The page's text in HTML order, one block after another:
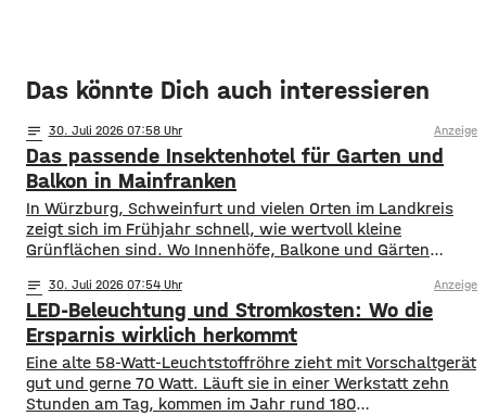
Das könnte Dich auch interessieren
notes 30. Juli 2026 07:58 Anzeige
Das passende Insektenhotel für Garten und
Balkon in Mainfranken
In Würzburg, Schweinfurt und vielen Orten im Landkreis
zeigt sich im Frühjahr schnell, wie wertvoll kleine
Grünflächen sind. Wo Innenhöfe, Balkone und Gärten
viele Insektenarten unter Druck: Versiegelte Flächen, sehr
aufgeräumte Beete und weniger heimische Blühpflanzen
nehmen ihnen Nistplätze und Rückzugsräume. Ein
Insektenhotel in Mainfranken ist keine Wunderlösung, kann
notes 30. Juli 2026 07:54 Anzeige
LED-Beleuchtung und Stromkosten: Wo die
Ersparnis wirklich herkommt
Eine alte 58-Watt-Leuchtstoffröhre zieht mit Vorschaltgerät
gut und gerne 70 Watt. Läuft sie in einer Werkstatt zehn
Stunden am Tag, kommen im Jahr rund 180